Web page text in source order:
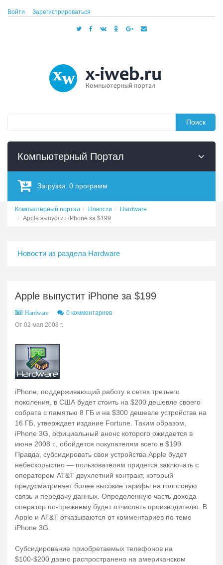
Войти Зарегистрироваться
Поиск
Компьютерный Портал
Загрузки: 0 программ
Компьютерный портал Новости
Hardware
Apple выпустит iPhone за $199
Новости из раздела Hardware
Apple выпустит iPhone за $199
Hardware
0 комментариев
От 02 мая 2008 г.
iPhone, поддерживающий работу в сетях третьего
поколения, в США будет стоить на $200 дешевле своего
собрата с памятью 8 ГБ и на $300 дешевле устройства на
16 ГБ, утверждает издание Fortune. Таким образом,
iPhone 3G, официальный анонс которого ожидается в
июне 2008 г., обойдется покупателям всего в $199.
Правда, субсидировать свои устройства Apple будет
небескорыстно — пользователям придется заключать с
оператором AT&T двухлетний контракт, который
предусматривает более высокие тарифы на голосовую
связь и передачу данных. Определенную часть дохода
оператор по-прежнему будет отчислять производителю. В
Apple и AT&T отказываются от комментариев по теме
iPhone 3G.
Субсидирование приобретаемых телефонов на
$100-$200 давно распространено на американском